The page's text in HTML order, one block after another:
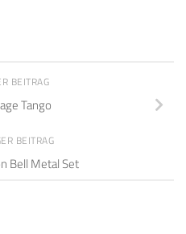
BEITRAG
Tango
BEITRAG
Bell Metal Set